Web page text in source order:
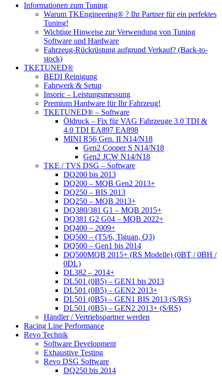
Informationen zum Tuning
Warum TKEngineering® ? Ihr Partner für ein perfektes
Tuning!
Wichtige Hinweise zur Verwendung von Tuning
Software und Hardware
Fahrzeug-Rückrüstung aufgrund Verkauf? (Back-to-
stock)
TKETUNED®
BEDI Reinigung
Fahrwerk & Setup
Insoric – Leistungsmessung
Premium Hardware für Ihr Fahrzeug!
TKETUNED® – Software
Öldruck – Fix für VAG Fahrzeuge 3.0 TDI &
4.0 TDI EA897 EA898
MINI R56 Gen. II N14/N18
Gen2 Cooper S N14/N18
Gen2 JCW N14/N18
TKE / TVS DSG – Software
DQ200 bis 2013
DQ200 – MQB Gen2 2013+
DQ250 – BIS 2013
DQ250 – MQB 2013+
DQ380/381 G1 – MQB 2015+
DQ381 G2 G04 – MQB 2022+
DQ400 – 2009+
DQ500 – (T5/6, Tiguan, Q3)
DQ500 – Gen1 bis 2014
DQ500MQB 2015+ (RS Modelle) (0BT / 0BH /
0DL)
DL382 – 2014+
DL501 (0B5) – GEN1 bis 2013
DL501 (0B5) – GEN2 2013+
DL501 (0B5) – GEN1 BIS 2013 (S/RS)
DL501 (0B5) – GEN2 2013+ (S/RS)
Händler / Vertriebspartner werden
Racing Line Performance
Revo Technik
Software Development
Exhaustive Testing
Revo DSG Software
DQ250 bis 2014